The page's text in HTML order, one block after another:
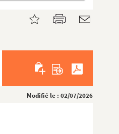
Modifié le : 02/07/2026